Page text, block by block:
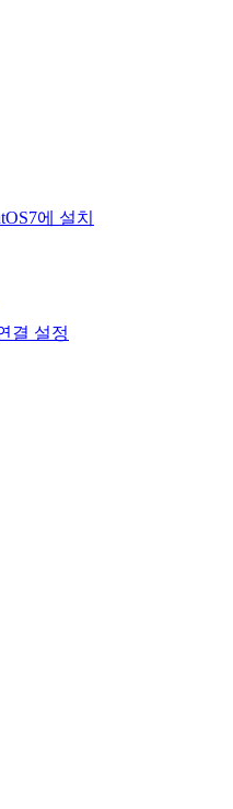
에 설치
결 설정